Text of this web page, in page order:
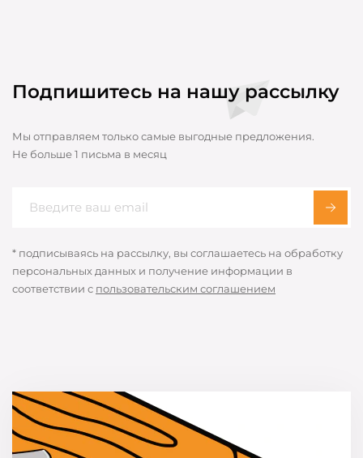
Подпишитесь на нашу рассылку
Мы отправляем только самые выгодные предложения.
Не больше 1 письма в месяц
* подписываясь на рассылку, вы соглашаетесь на обработку
персональных данных и получение информации в
соответствии с пользовательским соглашением